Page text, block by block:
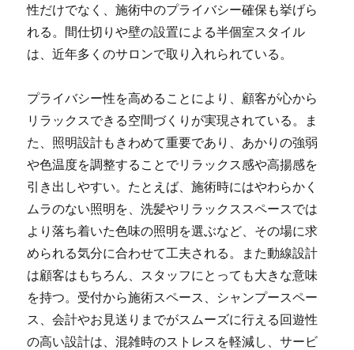
性だけでなく、施術中のプライバシー確保も挙げら
れる。間仕切りや壁の設置による半個室スタイル
は、近年多くのサロンで取り入れられている。
プライバシー性を高めることにより、顧客が心から
リラックスできる空間づくりが実現されている。ま
た、照明設計もきわめて重要であり、あかりの強弱
や色温度を調整することでリラックス感や高揚感を
引き出しやすい。たとえば、施術時にはやわらかく
ムラのない照明を、洗髪やリラックススペースでは
より落ち着いた色味の照明を選ぶなど、その場に求
められる気分に合わせて工夫される。また動線設計
は顧客はもちろん、スタッフにとっても大きな意味
を持つ。受付から施術スペース、シャンプースペー
ス、会計やお見送りまでがスムーズに行える回遊性
の高い設計は、混雑時のストレスを軽減し、サービ